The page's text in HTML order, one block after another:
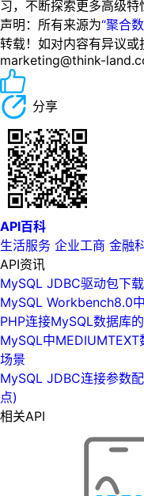
习，不断探索更多高级特
声明：所有来源为“聚合
转载！如对内容有异议或
marketing@think-
分享
API百科
生活服务 企业工商 金融
API资讯
MySQL JDBC驱动包下
MySQL Workbench8.0
PHP连接MySQL数据库
MySQL中
场景
MySQL JDBC连接参数
点)
相关API